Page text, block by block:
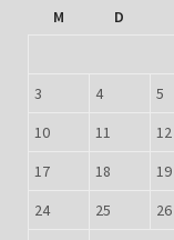
M D
3
4 5
10
11 12
17
18 19
24
25 26